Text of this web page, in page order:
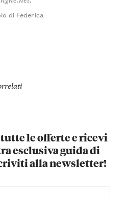
di Federica
le offerte e ricevi
esclusiva guida di
alla newsletter!